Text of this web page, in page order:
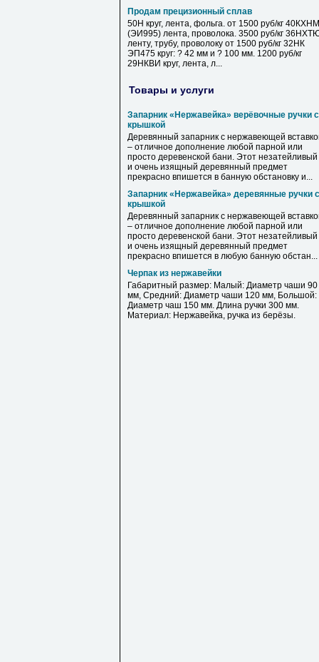
Продам прецизионный сплав
50Н круг, лента, фольга. от 1500 руб/кг 40КХНМ
(ЭИ995) лента, проволока. 3500 руб/кг
ленту, трубу, проволоку от 1500 руб/кг 32НК
ЭП475 круг: ? 42 мм и ? 100 мм. 1200 руб/кг
29НКВИ круг, лента, л...
Товары и услуги
Запарник «Нержавейка» верёвочные ручки с
крышкой
Деревянный запарник с нержавеющей
– отличное дополнение любой парной или
просто деревенской бани. Этот незатейливый
и очень изящный деревянный предмет
прекрасно впишется в банную обстановку и...
Запарник «Нержавейка» деревянные ручки с
крышкой
Деревянный запарник с нержавеющей
– отличное дополнение любой парной или
просто деревенской бани. Этот незатейливый
и очень изящный деревянный предмет
прекрасно впишется в любую банную обстан...
Черпак из нержавейки
Габаритный размер: Малый: Диаметр чаши 90
мм, Средний: Диаметр чаши 120 мм, Большой:
Диаметр чаш 150 мм. Длина ручки 300 мм.
Материал: Нержавейка, ручка из берёзы.